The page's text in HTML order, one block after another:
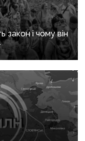
закон і чому він